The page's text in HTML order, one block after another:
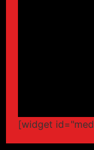
[widget